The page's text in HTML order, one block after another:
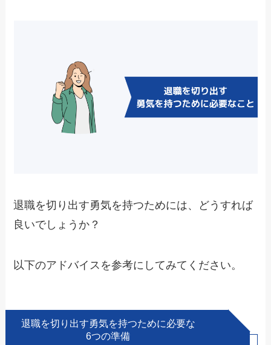
退職を切り出す勇気を持つためには、どうすれば
良いでしょうか？
以下のアドバイスを参考にしてみてください。
退職を切り出す勇気を持つために必要な
6つの準備